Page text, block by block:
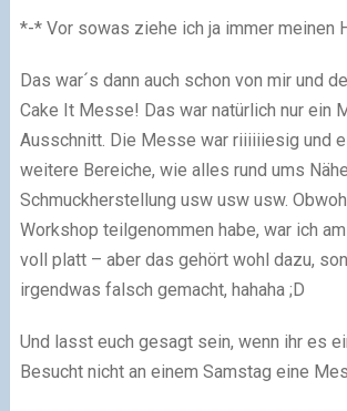
*-* Vor sowas ziehe ich ja immer meinen
Das war´s dann auch schon von mir und
Cake It Messe! Das war natürlich nur ein
Ausschnitt. Die Messe war riiiiiiesig und
weitere Bereiche, wie alles rund ums
Schmuckherstellung usw usw usw.
Workshop teilgenommen habe, war ich
voll platt – aber das gehört wohl dazu,
irgendwas falsch gemacht, hahaha ;D
Und lasst euch gesagt sein, wenn ihr es
Besucht nicht an einem Samstag eine